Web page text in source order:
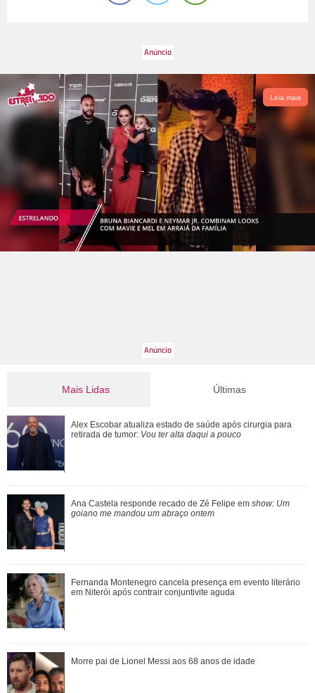
Leia mais
Mais Lidas
Ana Castela responde recado de Zé Felipe em show: Um
goiano me mandou um abraço ontem
Morre pai de Lionel Messi aos 68 anos de idade
Fernanda Montenegro cancela presença em evento literário
em Niterói após contrair conjunt...
Neymar Jr. brinca com Bruna Biancardi durante quadrilha e
Últimas
Alex Escobar atualiza estado de saúde após cirurgia para
retirada de tumor: Vou ter alta daqui a pouco
Ana Castela responde recado de Zé Felipe em show: Um
goiano me mandou um abraço ontem
Fernanda Montenegro cancela presença em evento literário
em Niterói após contrair conjuntivite aguda
Morre pai de Lionel Messi aos 68 anos de idade